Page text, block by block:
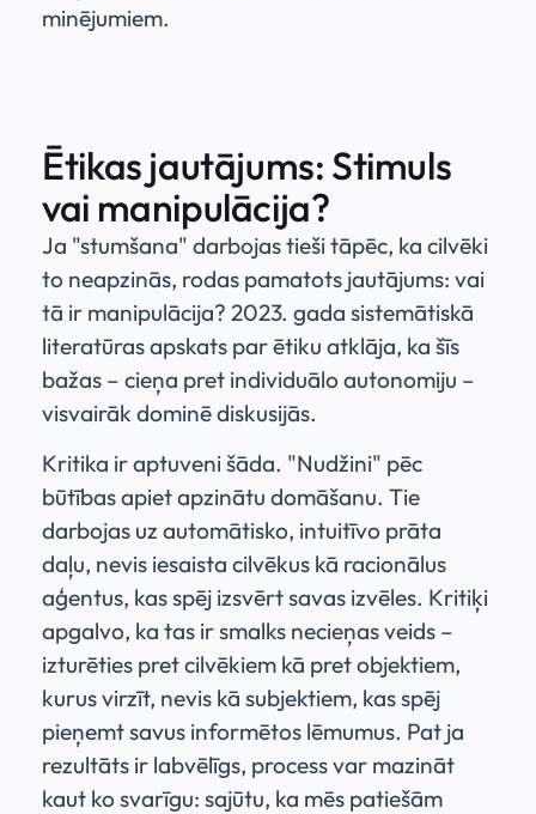
minējumiem.
Ētikas jautājums: Stimuls
vai manipulācija?
Ja "stumšana" darbojas tieši tāpēc, ka cilvēki
to neapzinās, rodas pamatots jautājums: vai
tā ir manipulācija? 2023. gada sistemātiskā
literatūras apskats par ētiku atklāja, ka šīs
bažas – cieņa pret individuālo autonomiju –
visvairāk dominē diskusijās.
Kritika ir aptuveni šāda. "Nudžini" pēc
būtības apiet apzinātu domāšanu. Tie
darbojas uz automātisko, intuitīvo prāta
daļu, nevis iesaista cilvēkus kā racionālus
aģentus, kas spēj izsvērt savas izvēles. Kritiķi
apgalvo, ka tas ir smalks necieņas veids –
izturēties pret cilvēkiem kā pret objektiem,
kurus virzīt, nevis kā subjektiem, kas spēj
pieņemt savus informētos lēmumus. Pat ja
rezultāts ir labvēlīgs, process var mazināt
kaut ko svarīgu: sajūtu, ka mēs patiešām